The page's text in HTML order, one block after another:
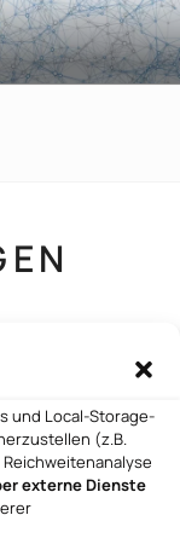
und Local-Storage-
(z.B.
externe Dienste